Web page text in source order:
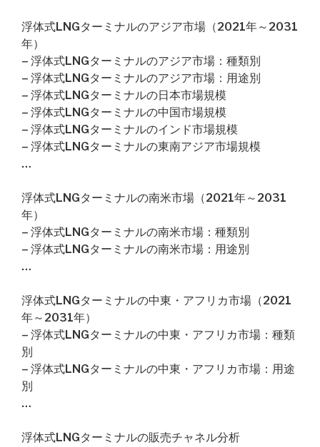
浮体式LNGターミナルのアジア市場（2021年～2031
年）
– 浮体式LNGターミナルのアジア市場：種類別
– 浮体式LNGターミナルのアジア市場：用途別
– 浮体式LNGターミナルの日本市場規模
– 浮体式LNGターミナルの中国市場規模
– 浮体式LNGターミナルのインド市場規模
– 浮体式LNGターミナルの東南アジア市場規模
…
浮体式LNGターミナルの南米市場（2021年～2031
年）
– 浮体式LNGターミナルの南米市場：種類別
– 浮体式LNGターミナルの南米市場：用途別
…
浮体式LNGターミナルの中東・アフリカ市場（2021
年～2031年）
– 浮体式LNGターミナルの中東・アフリカ市場：種類
別
– 浮体式LNGターミナルの中東・アフリカ市場：用途
別
…
浮体式LNGターミナルの販売チャネル分析